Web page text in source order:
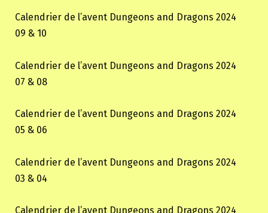
Calendrier de l’avent Dungeons and Dragons 2024
09 & 10
Calendrier de l’avent Dungeons and Dragons 2024
07 & 08
Calendrier de l’avent Dungeons and Dragons 2024
05 & 06
Calendrier de l’avent Dungeons and Dragons 2024
03 & 04
Calendrier de l’avent Dungeons and Dragons 2024